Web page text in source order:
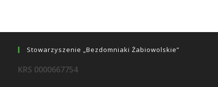
Stowarzyszenie „Bezdomniaki Żabiowolskie”
KRS 0000667754